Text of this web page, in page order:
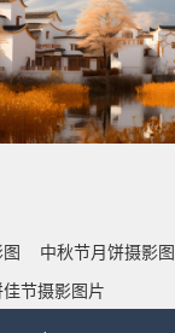
中秋节月饼摄影图
节摄影图片